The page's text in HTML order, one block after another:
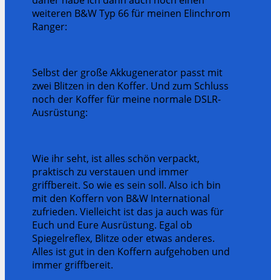
weiteren B&W Typ 66 für meinen Elinchrom
Ranger:
Selbst der große Akkugenerator passt mit
zwei Blitzen in den Koffer. Und zum Schluss
noch der Koffer für meine normale DSLR-
Ausrüstung:
Wie ihr seht, ist alles schön verpackt,
praktisch zu verstauen und immer
griffbereit. So wie es sein soll. Also ich bin
mit den Koffern von B&W International
zufrieden. Vielleicht ist das ja auch was für
Euch und Eure Ausrüstung. Egal ob
Spiegelreflex, Blitze oder etwas anderes.
Alles ist gut in den Koffern aufgehoben und
immer griffbereit.